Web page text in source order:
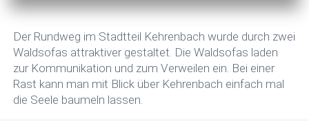
Der Rundweg im Stadtteil Kehrenbach wurde durch zwei
Waldsofas attraktiver gestaltet. Die Waldsofas laden
zur Kommunikation und zum Verweilen ein. Bei einer
Rast kann man mit Blick über Kehrenbach einfach mal
die Seele baumeln lassen.